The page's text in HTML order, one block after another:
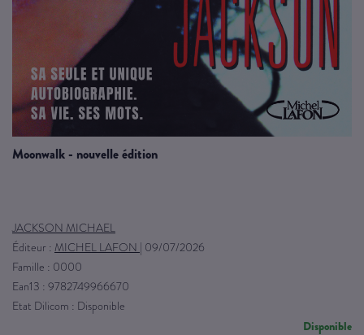
moonwalk - nouvelle édition
JACKSON MICHAEL
Éditeur : MICHEL LAFON | 09/07/2026
Famille : 0000
Ean13 : 9782749966670
Etat Dilicom : Disponible
Disponible